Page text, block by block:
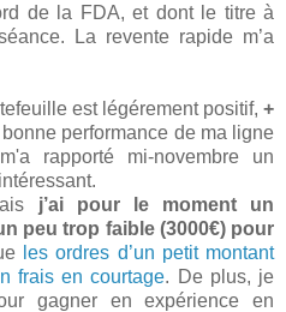
de la FDA, et dont le titre à
La revente rapide m’a
est légérement positif, +
performance de ma ligne
rapporté mi-novembre un
j’ai pour le moment un
peu trop faible (3000€) pour
les ordres d’un petit montant
frais en courtage. De plus, je
gagner en expérience en